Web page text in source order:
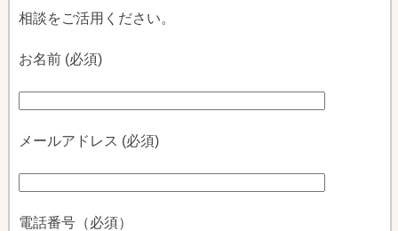
相談をご活用ください。
お名前 (必須)
メールアドレス (必須)
電話番号（必須）